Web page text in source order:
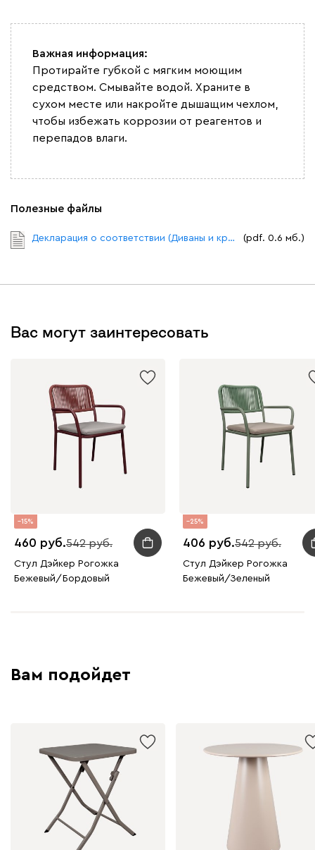
Важная информация:
Протирайте губкой с мягким моющим
средством. Смывайте водой. Храните в
сухом месте или накройте дышащим чехлом,
чтобы избежать коррозии от реагентов и
перепадов влаги.
Полезные файлы
Декларация о соответствии (Диваны и кресла).pdf (pdf. 0.6 мб.)
Вас могут заинтересовать
15
460 542
Стул Дэйкер Рогожка
Бежевый/Бордовый
25
406 542
Стул Дэйкер Рогожка
Бежевый/Зеленый
Вам подойдет